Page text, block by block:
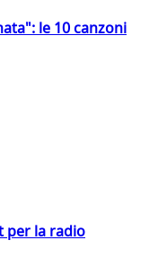
le 10 canzoni
per la radio